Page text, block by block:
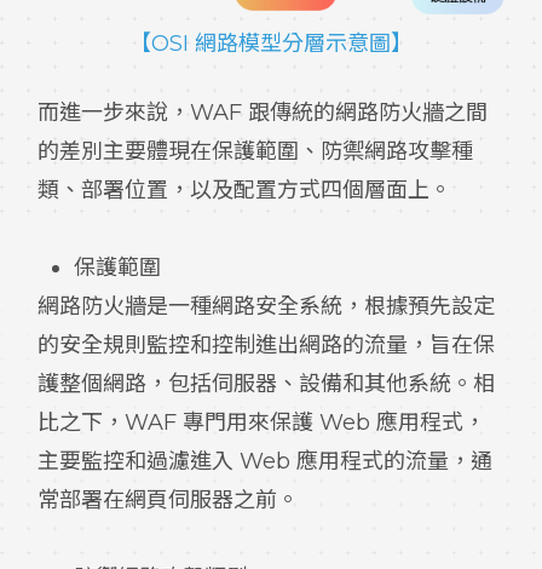
【OSI 網路模型分層示意圖】
而進一步來說，WAF 跟傳統的網路防火牆之間
的差別主要體現在保護範圍、防禦網路攻擊種
類、部署位置，以及配置方式四個層面上。
保護範圍
網路防火牆是一種網路安全系統，根據預先設定
的安全規則監控和控制進出網路的流量，旨在保
護整個網路，包括伺服器、設備和其他系統。相
比之下，WAF 專門用來保護 Web 應用程式，
主要監控和過濾進入 Web 應用程式的流量，通
常部署在網頁伺服器之前。